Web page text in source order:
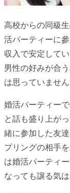
高校からの同級
活パーティーに
収入で安定して
男性の好みが合
は思っていません
婚活パーティー
と話も盛り上が
緒に参加した友
プリングの相手
は婚活パーティ
なっても譲る気は